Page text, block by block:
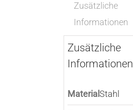
Zusätzliche
Informationen
Zusätzliche
Informationen
MaterialStahl